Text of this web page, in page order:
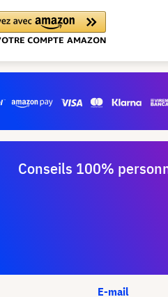
Conseils 100%
E-mail